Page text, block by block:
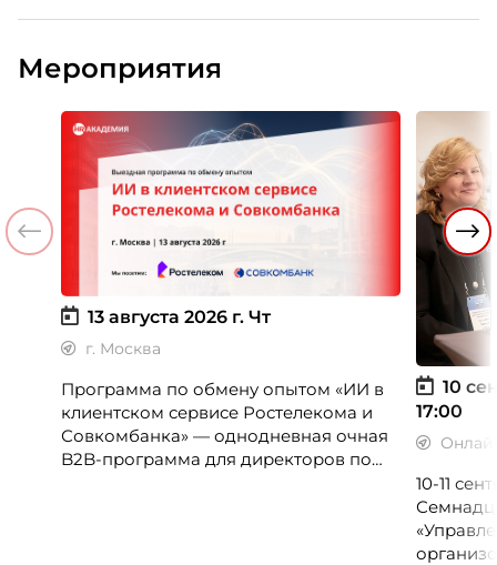
Мероприятия
13 августа 2026 г. Чт
г. Москва
Программа по обмену опытом «ИИ в
клиентском сервисе Ростелекома и
Совкомбанка» — однодневная очная
B2B-программа для директоров по
10
17:00
10-11